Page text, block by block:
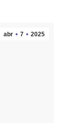
abr 7 2025